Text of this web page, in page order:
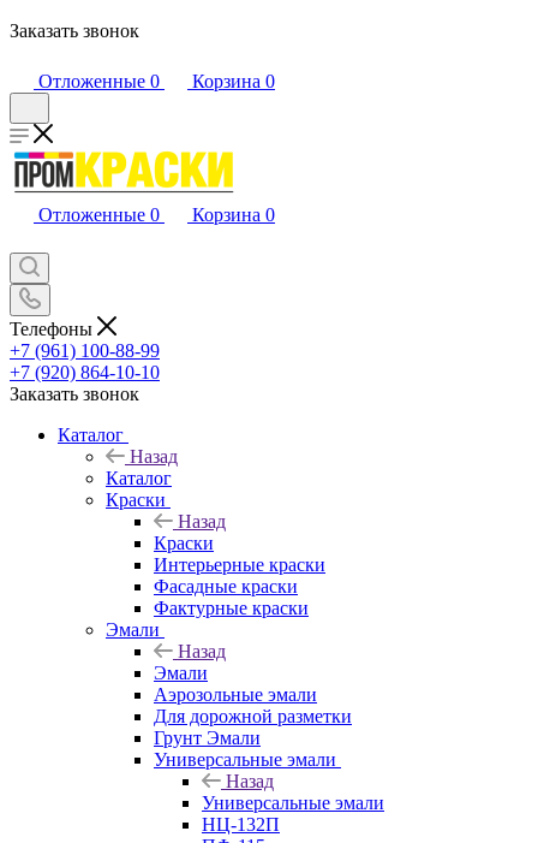
Заказать звонок
Отложенные 0 Корзина 0
Отложенные 0 Корзина 0
Телефоны
+7 (961) 100-88-99
+7 (920) 864-10-10
Заказать звонок
Каталог
Назад
Каталог
Краски
Назад
Краски
Интерьерные краски
Фасадные краски
Фактурные краски
Эмали
Назад
Эмали
Аэрозольные эмали
Для дорожной разметки
Грунт Эмали
Универсальные эмали
Назад
Универсальные эмали
НЦ-132П